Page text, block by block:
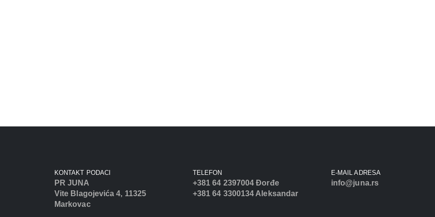
KONTAKT PODACI
PR JUNA
Vite Blagojevića 4, 11325
Markovac
TELEFON
+381 64 2397004 Đorđe
+381 64 3300134 Aleksandar
E-MAIL ADRESA
info@juna.rs